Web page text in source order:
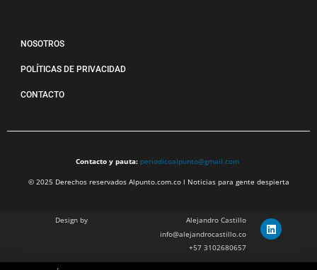
NOSOTROS
POLÍTICAS DE PRIVACIDAD
CONTACTO
Contacto y pauta: periodicoalpunto@gmail.com
© 2025 Derechos reservados Alpunto.com.co l Noticias para gente despierta
Design by
Alejandro Castillo
info@alejandrocastillo.co
+57 3102680657